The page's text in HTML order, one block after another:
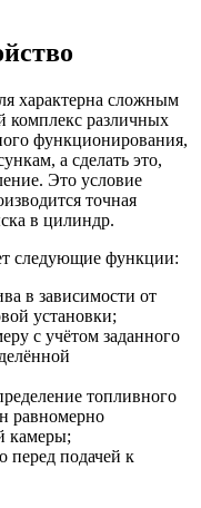
характерна сложным
комплекс различных
функционирования,
а сделать это,
Это условие
точная
в цилиндр.
следующие функции:
в зависимости от
установки;
с учётом заданного
топливного
равномерно
камеры;
перед подачей к